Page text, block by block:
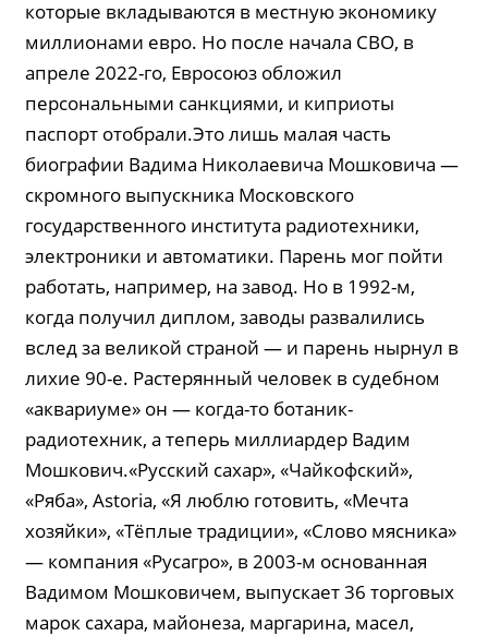
которые вкладываются в местную экономику
миллионами евро. Но после начала СВО, в
апреле 2022-го, Евросоюз обложил
персональными санкциями, и киприоты
паспорт отобрали.Это лишь малая часть
биографии Вадима Николаевича Мошковича —
скромного выпускника Московского
государственного института радиотехники,
электроники и автоматики. Парень мог пойти
работать, например, на завод. Но в 1992-м,
когда получил диплом, заводы развалились
вслед за великой страной — и парень нырнул в
лихие 90-е. Растерянный человек в судебном
«аквариуме» он — когда-то ботаник-
радиотехник, а теперь миллиардер Вадим
Мошкович.«Русский сахар», «Чайкофский»,
«Ряба», Astoria, «Я люблю готовить, «Мечта
хозяйки», «Тёплые традиции», «Слово мясника»
— компания «Русагро», в 2003-м основанная
Вадимом Мошковичем, выпускает 36 торговых
марок сахара, майонеза, маргарина, масел,